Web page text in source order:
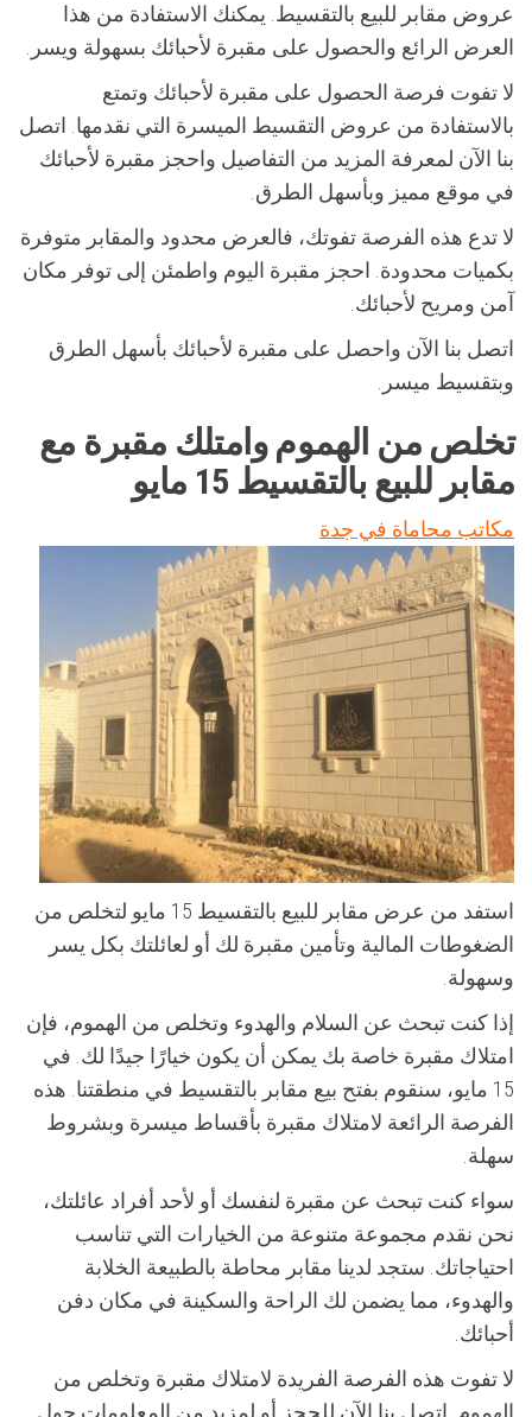
عروض مقابر للبيع بالتقسيط. يمكنك الاستفادة من هذا
العرض الرائع والحصول على مقبرة لأحبائك بسهولة ويسر.
لا تفوت فرصة الحصول على مقبرة لأحبائك وتمتع
بالاستفادة من عروض التقسيط الميسرة التي نقدمها. اتصل
بنا الآن لمعرفة المزيد من التفاصيل واحجز مقبرة لأحبائك
في موقع مميز وبأسهل الطرق.
لا تدع هذه الفرصة تفوتك، فالعرض محدود والمقابر متوفرة
بكميات محدودة. احجز مقبرة اليوم واطمئن إلى توفر مكان
آمن ومريح لأحبائك.
اتصل بنا الآن واحصل على مقبرة لأحبائك بأسهل الطرق
وبتقسيط ميسر.
تخلص من الهموم وامتلك مقبرة مع
مقابر للبيع بالتقسيط 15 مايو
مكاتب محاماة في جدة
استفد من عرض مقابر للبيع بالتقسيط 15 مايو لتخلص من
الضغوطات المالية وتأمين مقبرة لك أو لعائلتك بكل يسر
وسهولة.
إذا كنت تبحث عن السلام والهدوء وتخلص من الهموم، فإن
امتلاك مقبرة خاصة بك يمكن أن يكون خيارًا جيدًا لك. في
15 مايو، سنقوم بفتح بيع مقابر بالتقسيط في منطقتنا. هذه
الفرصة الرائعة لامتلاك مقبرة بأقساط ميسرة وبشروط
سهلة.
سواء كنت تبحث عن مقبرة لنفسك أو لأحد أفراد عائلتك،
نحن نقدم مجموعة متنوعة من الخيارات التي تناسب
احتياجاتك. ستجد لدينا مقابر محاطة بالطبيعة الخلابة
والهدوء، مما يضمن لك الراحة والسكينة في مكان دفن
أحبائك.
لا تفوت هذه الفرصة الفريدة لامتلاك مقبرة وتخلص من